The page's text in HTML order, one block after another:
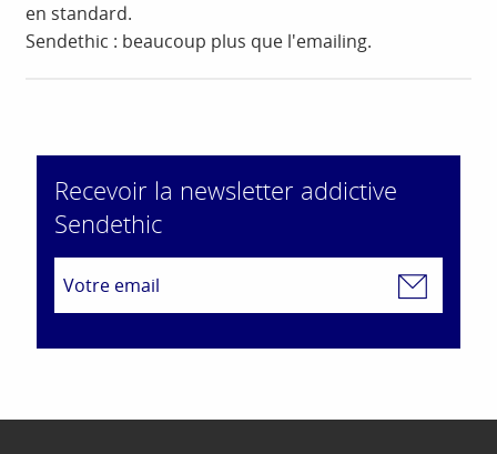
en standard.
Sendethic : beaucoup plus que l'emailing.
Recevoir la newsletter addictive
Sendethic